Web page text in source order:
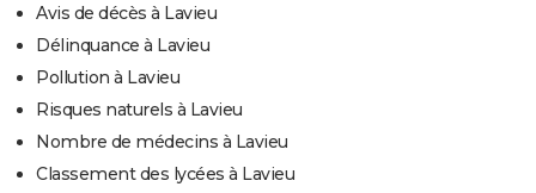
Avis de décès à Lavieu
Délinquance à Lavieu
Pollution à Lavieu
Risques naturels à Lavieu
Nombre de médecins à Lavieu
Classement des lycées à Lavieu